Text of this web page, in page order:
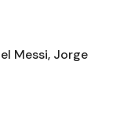
Messi, Jorge